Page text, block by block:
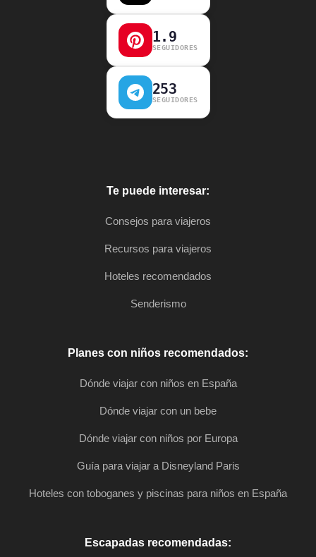
1.9
SEGUIDORES
253
SEGUIDORES
Te puede interesar:
Consejos para viajeros
Recursos para viajeros
Hoteles recomendados
Senderismo
Planes con niños recomendados:
Dónde viajar con niños en España
Dónde viajar con un bebe
Dónde viajar con niños por Europa
Guía para viajar a Disneyland Paris
Hoteles con toboganes y piscinas para niños en España
Escapadas recomendadas: